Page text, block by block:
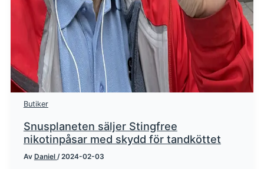
Butiker
Snusplaneten säljer Stingfree
nikotinpåsar med skydd för tandköttet
Av Daniel /2024-02-03